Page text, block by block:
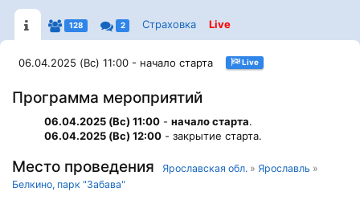
128 2 Страховка Live
06.04.2025 (Вс) 11:00 - начало старта Live
Программа мероприятий
06.04.2025 (Вс) 11:00 - начало старта.
06.04.2025 (Вс) 12:00 - закрытие старта.
Место проведения Ярославская обл. » Ярославль »
Белкино, парк "Забава"